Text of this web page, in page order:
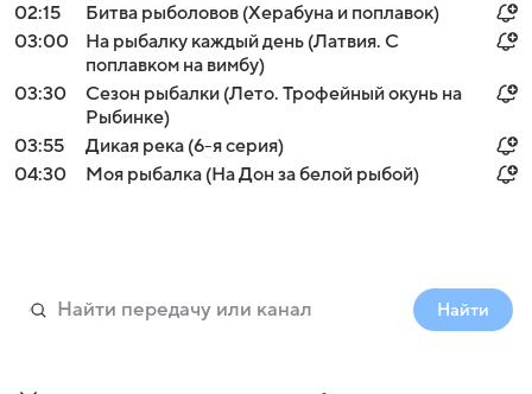
02:15
Битва рыболовов (Херабуна и поплавок)
03:00
На рыбалку каждый день (Латвия. С
поплавком на вимбу)
03:30
Сезон рыбалки (Лето. Трофейный окунь на
Рыбинке)
03:55
Дикая река (6-я серия)
04:30
Моя рыбалка (На Дон за белой рыбой)
Найти